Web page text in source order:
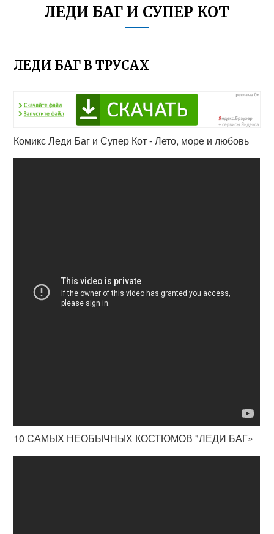
ЛЕДИ БАГ И СУПЕР КОТ
ЛЕДИ БАГ В ТРУСАХ
Комикс Леди Баг и Супер Кот - Лето, море и любовь
10 САМЫХ НЕОБЫЧНЫХ КОСТЮМОВ "ЛЕДИ БАГ»